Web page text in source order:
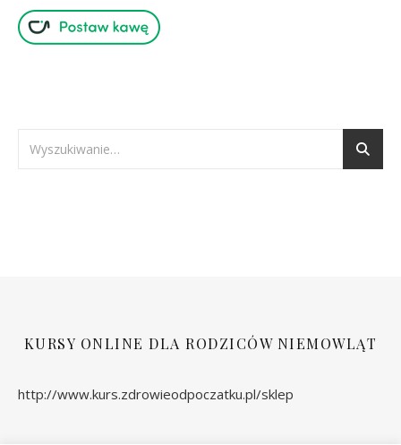
KURSY ONLINE DLA RODZICÓW NIEMOWLĄT
http://www.kurs.zdrowieodpoczatku.pl/sklep